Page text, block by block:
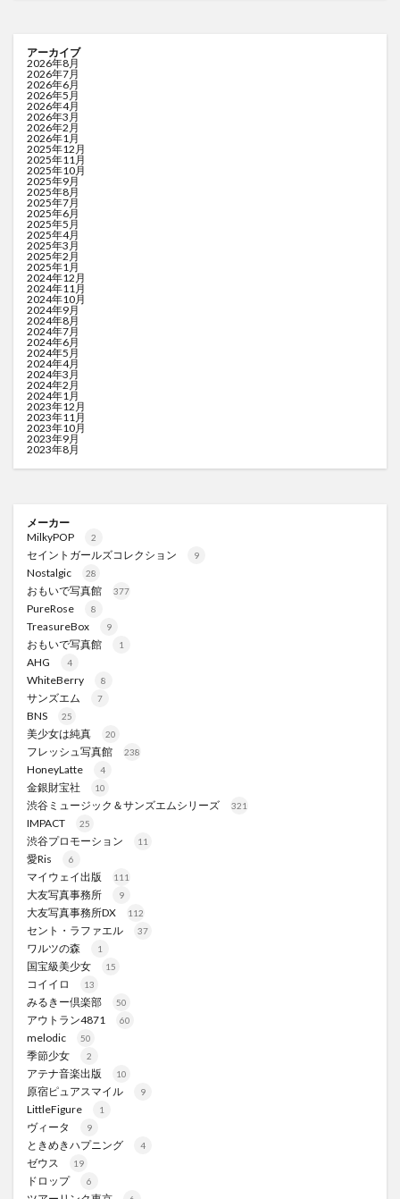
アーカイブ
2026年8月
2026年7月
2026年6月
2026年5月
2026年4月
2026年3月
2026年2月
2026年1月
2025年12月
2025年11月
2025年10月
2025年9月
2025年8月
2025年7月
2025年6月
2025年5月
2025年4月
2025年3月
2025年2月
2025年1月
2024年12月
2024年11月
2024年10月
2024年9月
2024年8月
2024年7月
2024年6月
2024年5月
2024年4月
2024年3月
2024年2月
2024年1月
2023年12月
2023年11月
2023年10月
2023年9月
2023年8月
メーカー
MilkyPOP
2
セイントガールズコレクション 9
Nostalgic 28
おもいで写真館 377
PureRose 8
TreasureBox 9
おもいで写真館 1
AHG 4
WhiteBerry 8
サンズエム 7
BNS 25
美少女は純真 20
フレッシュ写真館 238
HoneyLatte 4
金銀財宝社 10
渋谷ミュージック＆サンズエムシリーズ 321
IMPACT 25
渋谷プロモーション 11
愛Ris 6
マイウェイ出版 111
大友写真事務所 9
大友写真事務所DX 112
セント・ラファエル 37
ワルツの森 1
国宝級美少女 15
コイイロ 13
みるきー倶楽部 50
アウトラン4871 60
melodic 50
季節少女 2
アテナ音楽出版 10
原宿ピュアスマイル 9
LittleFigure 1
ヴィータ 9
ときめきハプニング 4
ゼウス 19
ドロップ 6